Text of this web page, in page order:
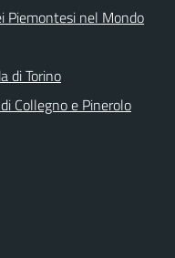
Piemontesi nel Mondo
di Torino
Collegno e Pinerolo